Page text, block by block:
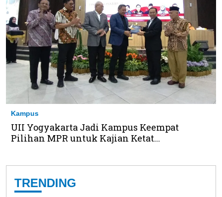
Kampus
UII Yogyakarta Jadi Kampus Keempat
Pilihan MPR untuk Kajian Ketat...
TRENDING